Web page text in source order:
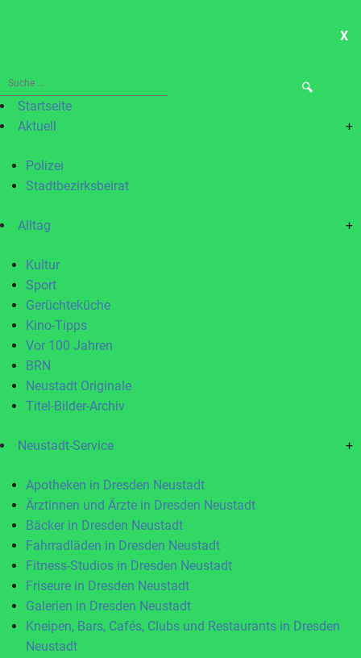
X
Suche
nach:Startseite
Aktuell
+
Polizei
Stadtbezirksbeirat
Alltag +
Kultur
Sport
Gerüchteküche
Kino-Tipps
Vor 100 Jahren
BRN
Neustadt Originale
Titel-Bilder-Archiv
Neustadt-Service +
Apotheken in Dresden Neustadt
Ärztinnen und Ärzte in Dresden Neustadt
Bäcker in Dresden Neustadt
Fahrradläden in Dresden Neustadt
Fitness-Studios in Dresden Neustadt
Friseure in Dresden Neustadt
Galerien in Dresden Neustadt
Kneipen, Bars, Cafés, Clubs und Restaurants in Dresden
Neustadt